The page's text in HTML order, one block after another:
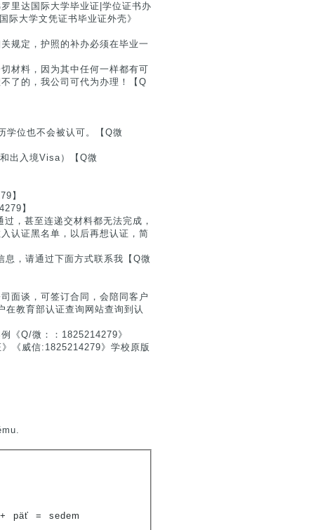
里达国际大学毕业证|学位证书办
大学文凭证书毕业证外壳》
规定，护照的补办必须在毕业一
材料，因为其中任何一样都有可
了的，我公司可代为办理！【Q
学位也不会被认可。【Q微
出入境Visa）【Q微
】
】
，甚至连递交材料都无法完成，
认证黑名单，以后再想认证，简
，请通过下面方式联系我【Q微
面谈，可签订合同，会陪同客户
在教育部认证查询网站查询到认
《Q/微：：1825214279》
《威信:1825214279》学校原版
+ päť = sedem